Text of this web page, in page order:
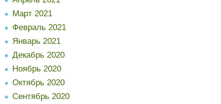
Март 2021
Февраль 2021
Январь 2021
Декабрь 2020
Ноябрь 2020
Октябрь 2020
Сентябрь 2020